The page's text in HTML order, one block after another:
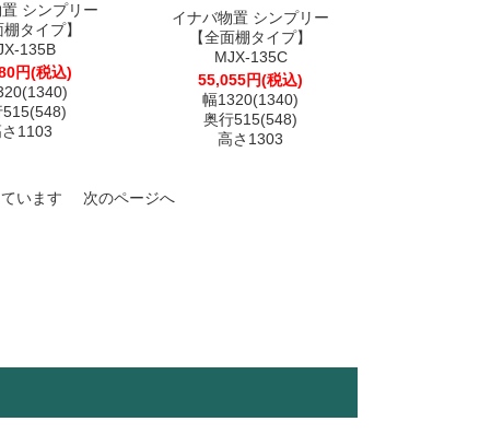
シンプリー
棚タイプ】
135B
円(税込)
515(548)
1103
イナバ物置 シンプリー
【全面棚タイプ】
MJX-135C
55,055円(税込)
幅1320(1340)
奥行515(548)
高さ1303
います 次のページへ